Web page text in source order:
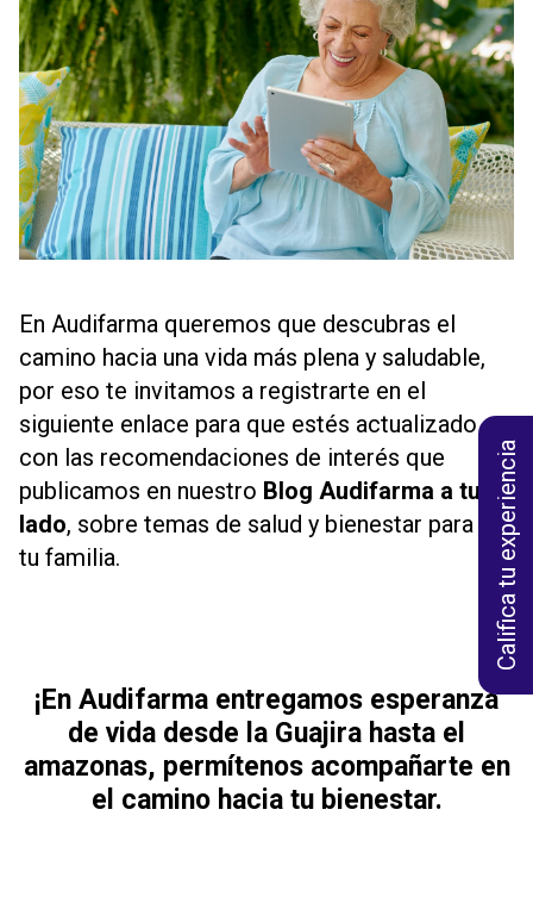
En Audifarma queremos que descubras el
camino hacia una vida más plena y saludable,
por eso te invitamos a registrarte en el
siguiente enlace para que estés actualizado
con las recomendaciones de interés que
publicamos en nuestro Blog Audifarma a tu
lado, sobre temas de salud y bienestar para ti y
tu familia.
¡En Audifarma entregamos esperanza
de vida desde la Guajira hasta el
amazonas, permítenos acompañarte en
el camino hacia tu bienestar.
Califica tu experiencia